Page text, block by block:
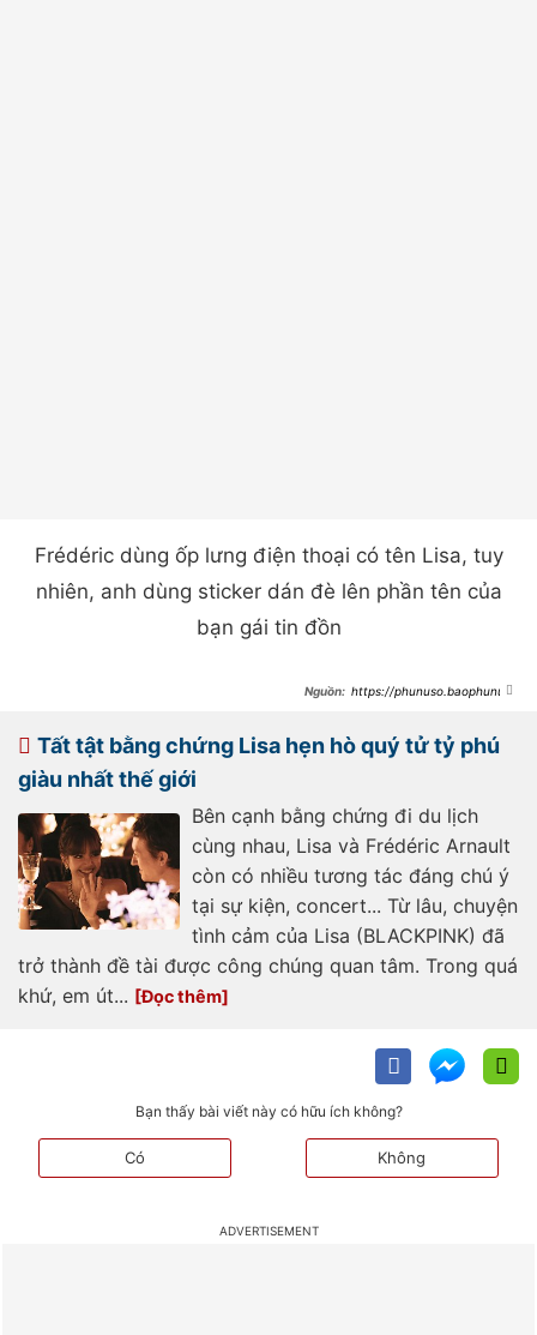
Frédéric dùng ốp lưng điện thoại có tên Lisa, tuy
nhiên, anh dùng sticker dán đè lên phần tên của
bạn gái tin đồn
https://phunuso.baophunuth
phu-193230812124720309.htm
Tất tật bằng chứng Lisa hẹn hò quý tử tỷ phú
giàu nhất thế giới
Bên cạnh bằng chứng đi du lịch
cùng nhau, Lisa và Frédéric Arnault
còn có nhiều tương tác đáng chú ý
tại sự kiện, concert... Từ lâu, chuyện
tình cảm của Lisa (BLACKPINK) đã
trở thành đề tài được công chúng quan tâm. Trong quá
khứ, em út...
Bạn thấy bài viết này có hữu ích không?
Có Không